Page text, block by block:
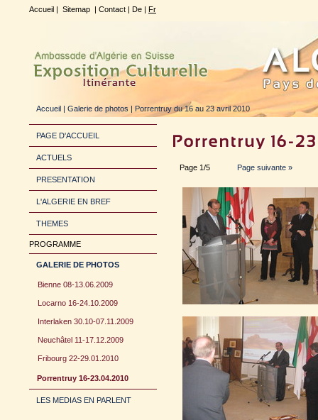
Accueil | Sitemap | Contact | De | Fr
Accueil | Galerie de photos | Porrentruy du 16 au 23 avril 2010
PAGE D'ACCUEIL
ACTUELS
PRESENTATION
L'ALGERIE EN BREF
THEMES
PROGRAMME
GALERIE DE PHOTOS
Bienne 08-13.06.2009
Locarno 16-24.10.2009
Interlaken 30.10-07.11.2009
Neuchâtel 11-17.12.2009
Fribourg 22-29.01.2010
Porrentruy 16-23.04.2010
LES MEDIAS EN PARLENT
Page 1/5 Page suivante »